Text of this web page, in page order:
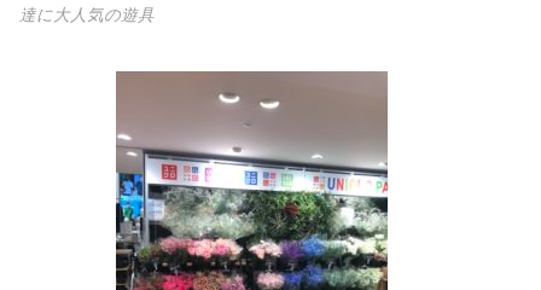
達に大人気の遊具